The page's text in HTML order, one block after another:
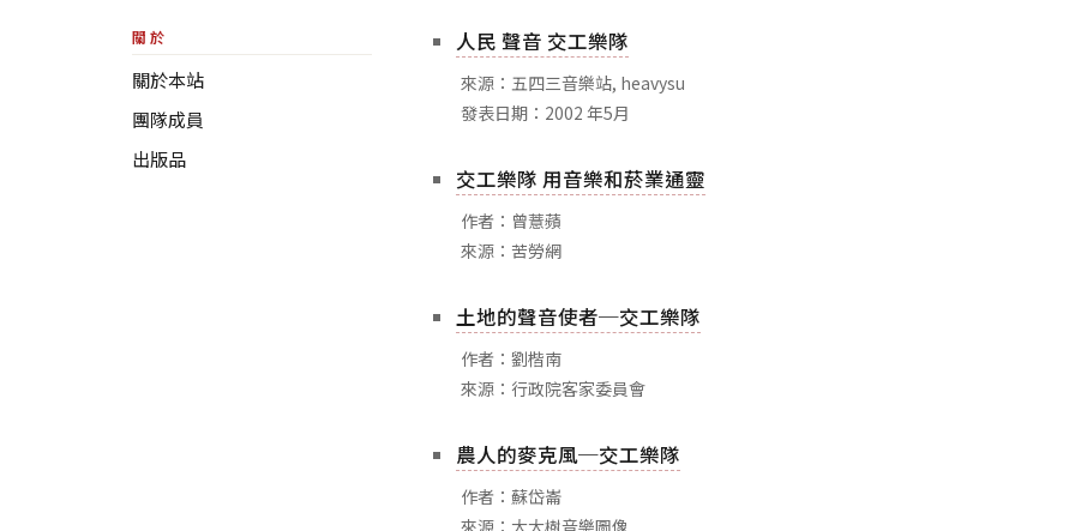
關於
關於本站
團隊成員
出版品
人民 聲音 交工樂隊
來源：五四三音樂站, heavysu
發表日期：2002 年5月
交工樂隊 用音樂和菸業通靈
作者：曾薏蘋
來源：苦勞網
土地的聲音使者─交工樂隊
作者：劉楷南
來源：行政院客家委員會
農人的麥克風─交工樂隊
作者：蘇岱崙